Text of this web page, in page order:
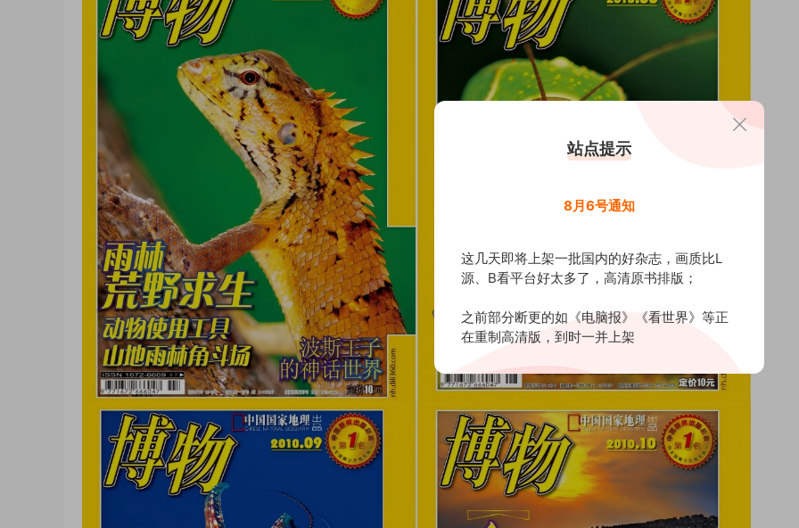
站点提示
8月6号通知
这几天即将上架一批国内的好杂志，画质比L
源、B看平台好太多了，高清原书排版；
之前部分断更的如《电脑报》《看世界》等正
在重制高清版，到时一并上架